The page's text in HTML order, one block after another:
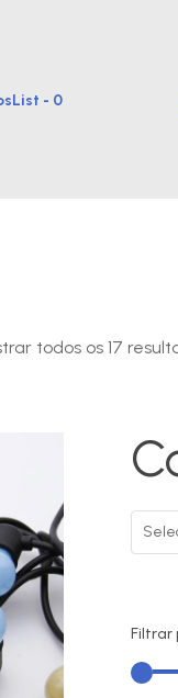
- 0
todos os 17
Filtrar